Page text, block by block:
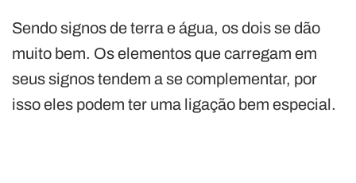
Sendo signos de terra e água, os dois se dão
muito bem. Os elementos que carregam em
seus signos tendem a se complementar, por
isso eles podem ter uma ligação bem especial.